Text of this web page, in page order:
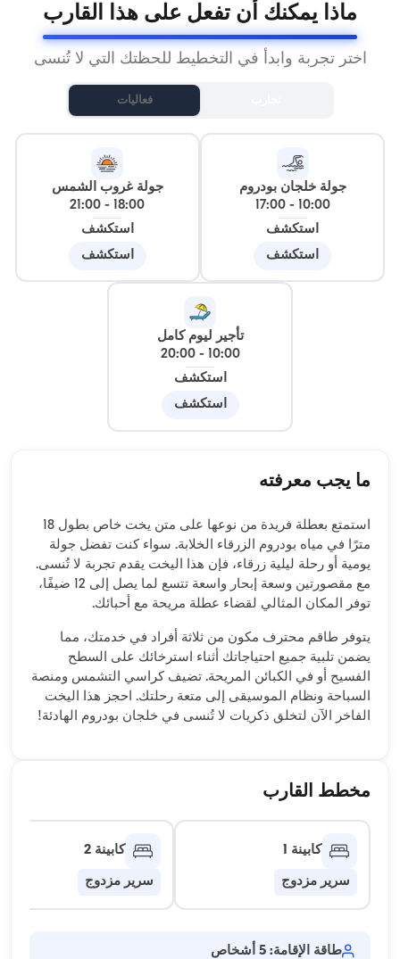
ماذا يمكنك أن تفعل على هذا القارب
اختر تجربة وابدأ في التخطيط للحظتك التي لا تُنسى
فعاليات
جولة خلجان بودروم
10:00
-
17:00
استكشف
استكشف
جولة غروب الشمس
18:00
-
21:00
استكشف
استكشف
تأجير ليوم كامل
10:00
-
20:00
استكشف
استكشف
ما يجب معرفته
استمتع بعطلة فريدة من نوعها على متن يخت خاص بطول 18
مترًا في مياه بودروم الزرقاء الخلابة. سواء كنت تفضل جولة
يومية أو رحلة ليلية زرقاء، فإن هذا اليخت يقدم تجربة لا تُنسى.
مع مقصورتين وسعة إبحار واسعة تتسع لما يصل إلى 12 ضيفًا،
توفر المكان المثالي لقضاء عطلة مريحة مع أحبائك.
يتوفر طاقم محترف مكون من ثلاثة أفراد في خدمتك، مما
يضمن تلبية جميع احتياجاتك أثناء استرخائك على السطح
الفسيح أو في الكبائن المريحة. تضيف كراسي التشمس ومنصة
السباحة ونظام الموسيقى إلى متعة رحلتك. احجز هذا اليخت
الفاخر الآن لتخلق ذكريات لا تُنسى في خلجان بودروم الهادئة!
مخطط القارب
كابينة 1
سرير مزدوج
كابينة 2
سرير مزدوج
طاقة الإقامة: 5 أشخاص